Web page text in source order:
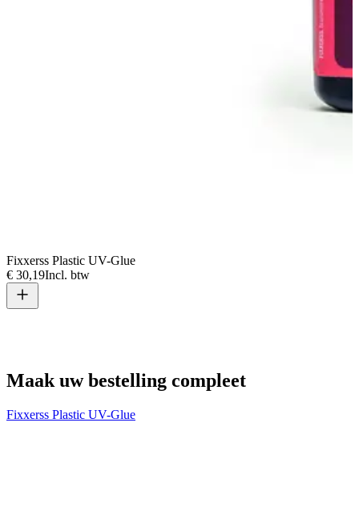
Fixxerss Plastic UV-Glue
€ 30,19Incl. btw
Maak uw bestelling compleet
Fixxerss Plastic UV-Glue